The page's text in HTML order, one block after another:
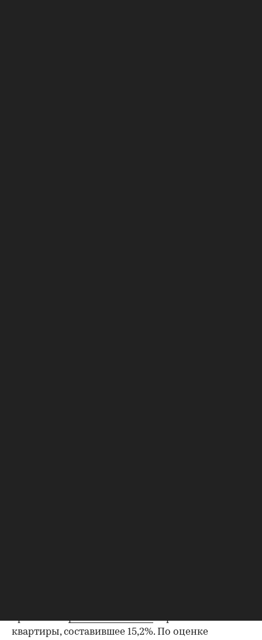
квартиры, составившее 15,2%. По оценке